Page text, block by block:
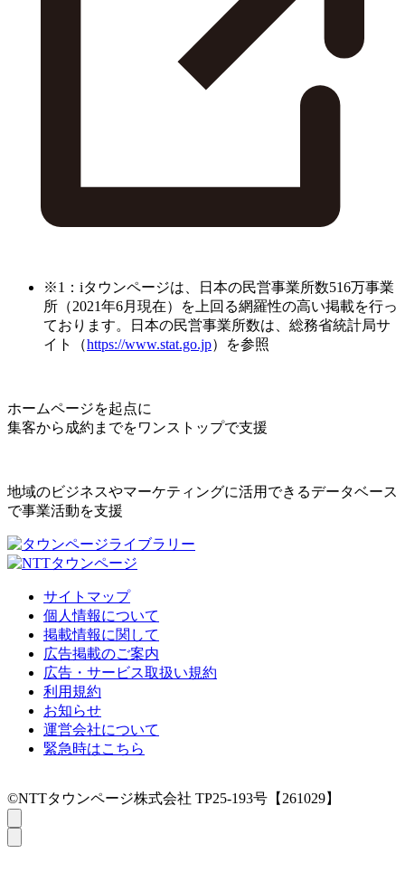
※1：iタウンページは、日本の民営事業所数516万事業
所（2021年6月現在）を上回る網羅性の高い掲載を行っ
ております。日本の民営事業所数は、総務省統計局サ
イト（https://www.stat.go.jp）を参照
ホームページを起点に
集客から成約までをワンストップで支援
地域のビジネスやマーケティングに活用できるデータベース
で事業活動を支援
サイトマップ
個人情報について
掲載情報に関して
広告掲載のご案内
広告・サービス取扱い規約
利用規約
お知らせ
運営会社について
緊急時はこちら
©NTTタウンページ株式会社 TP25-193号【261029】